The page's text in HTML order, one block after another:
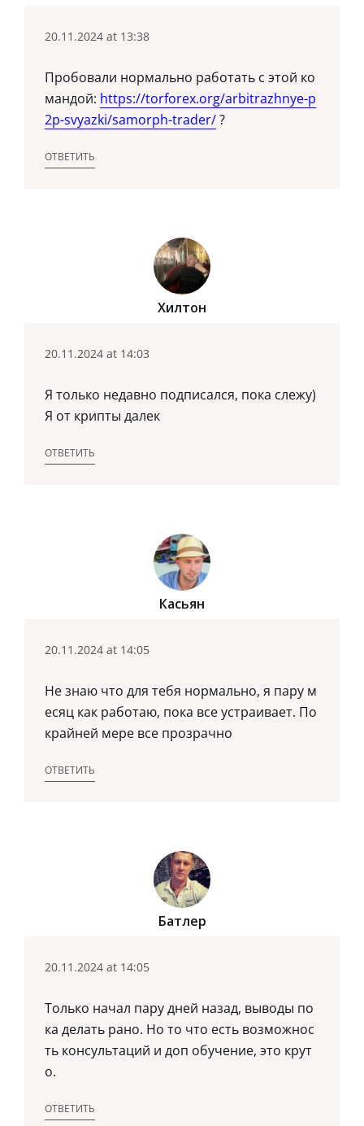
20.11.2024 at 13:38
Пробовали нормально работать с этой ко
мандой: https://torforex.org/arbitrazhnye-p
2p-svyazki/samorph-trader/?
ОТВЕТИТЬ
Хилтон
20.11.2024 at 14:03
Я только недавно подписался, пока слежу)
Я от крипты далек
ОТВЕТИТЬ
Касьян
20.11.2024 at 14:05
Не знаю что для тебя нормально, я пару м
есяц как работаю, пока все устраивает. По
крайней мере все прозрачно
ОТВЕТИТЬ
Батлер
20.11.2024 at 14:05
Только начал пару дней назад, выводы по
ка делать рано. Но то что есть возможнос
ть консультаций и доп обучение, это крут
о.
ОТВЕТИТЬ